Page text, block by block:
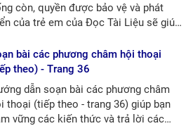
còn, quyền được bảo vệ và phát
của trẻ em của Đọc Tài Liệu sẽ giúp
bài các phương châm hội thoại
theo) - Trang 36
dẫn soạn bài các phương châm
thoại (tiếp theo - trang 36) giúp bạn
vững các kiến thức và trả lời các